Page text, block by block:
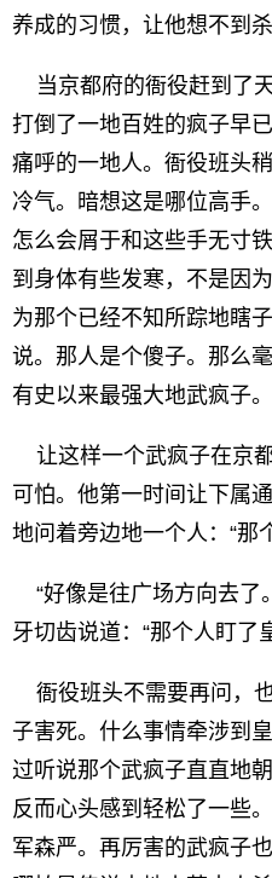
养成的习惯，让他想不到
当京都府的衙役赶到了
打倒了一地百姓的疯子早
痛呼的一地人。衙役班头
冷气。暗想这是哪位高手
怎么会屑于和这些手无寸
到身体有些发寒，不是因
为那个已经不知所踪地瞎
说。那人是个傻子。那么
有史以来最强大地武疯子。
让这样一个武疯子在京
可怕。他第一时间让下属
地问着旁边地一个人：“那
“好像是往广场方向去了
牙切齿说道：“那个人盯了
衙役班头不需要再问，
子害死。什么事情牵涉到
过听说那个武疯子直直地
反而心头感到轻松了一些
军森严。再厉害的武疯子